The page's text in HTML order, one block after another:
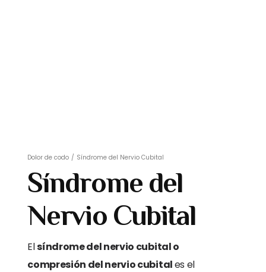
Dolor de codo / Síndrome del Nervio Cubital
Síndrome del
Nervio Cubital
Elsíndrome del nervio cubital o
compresión del nervio cubitales el